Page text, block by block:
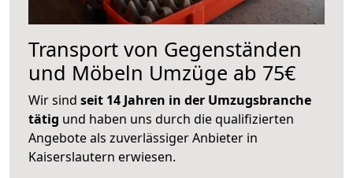
Transport von Gegenständen
und Möbeln Umzüge ab 75€
Wir sind seit 14 Jahren in der Umzugsbranche
tätig und haben uns durch die qualifizierten
Angebote als zuverlässiger Anbieter in
Kaiserslautern erwiesen.